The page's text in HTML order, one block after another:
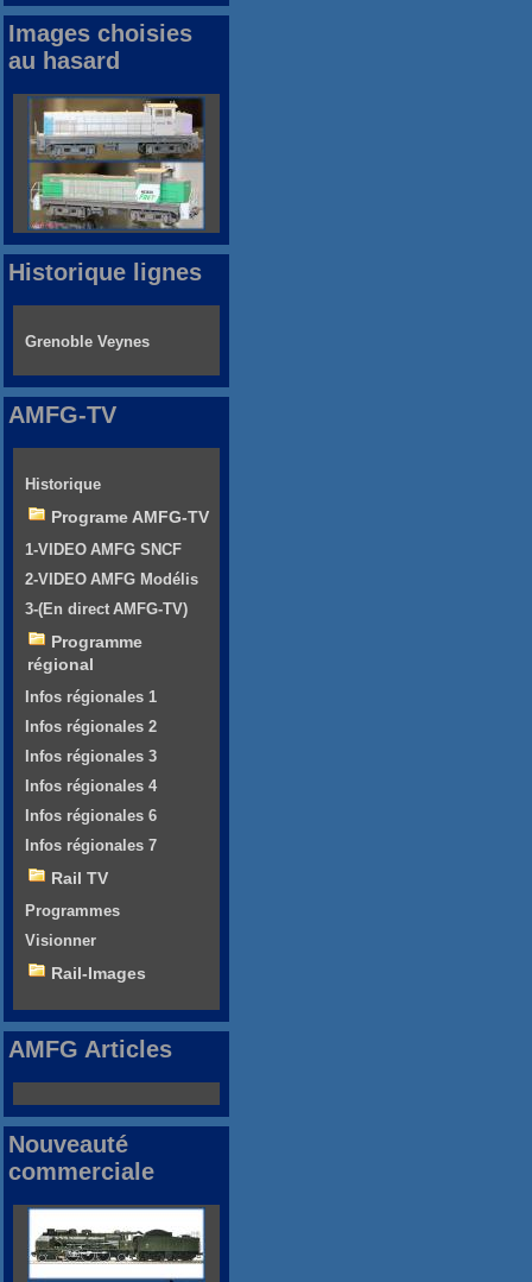
Images choisies
au hasard
Historique lignes
Grenoble Veynes
AMFG-TV
Historique
Programe AMFG-TV
1-VIDEO AMFG SNCF
2-VIDEO AMFG Modélis
3-(En direct AMFG-TV)
Programme
régional
Infos régionales 1
Infos régionales 2
Infos régionales 3
Infos régionales 4
Infos régionales 6
Infos régionales 7
Rail TV
Programmes
Visionner
Rail-Images
AMFG Articles
Nouveauté
commerciale